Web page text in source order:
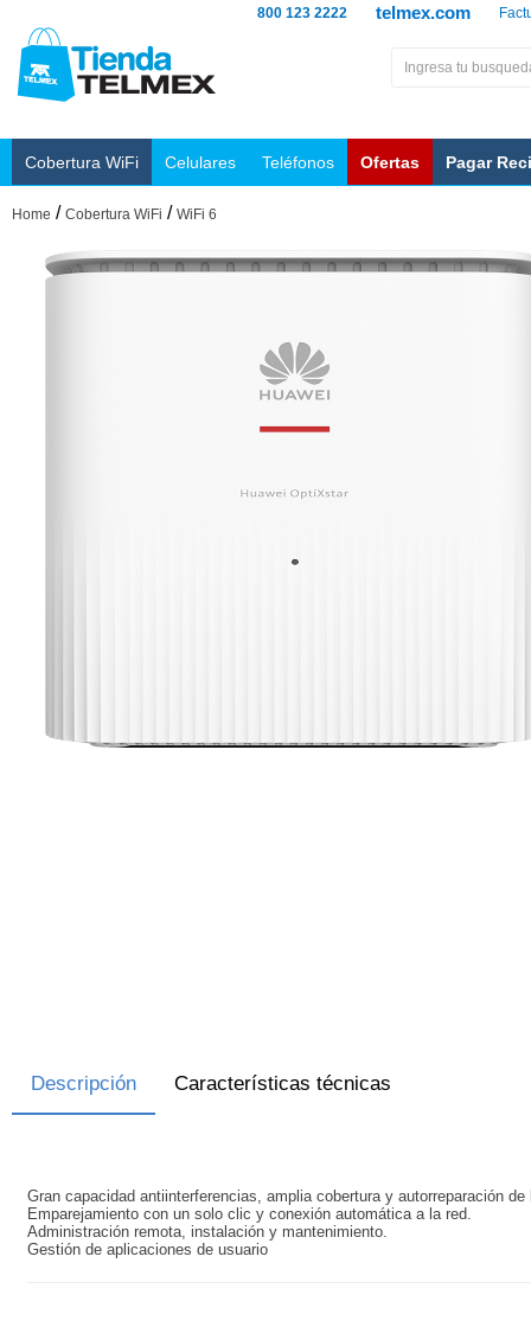
telmex.com
800 123 2222
Cobertura WiFi Celulares Teléfonos Ofertas Pagar
Home / Cobertura WiFi / WiFi 6
Descripción Características técnicas
Gran capacidad antiinterferencias, amplia cobertura y autorreparación de
Emparejamiento con un solo clic y conexión automática a la red.
Administración remota, instalación y mantenimiento.
Gestión de aplicaciones de usuario